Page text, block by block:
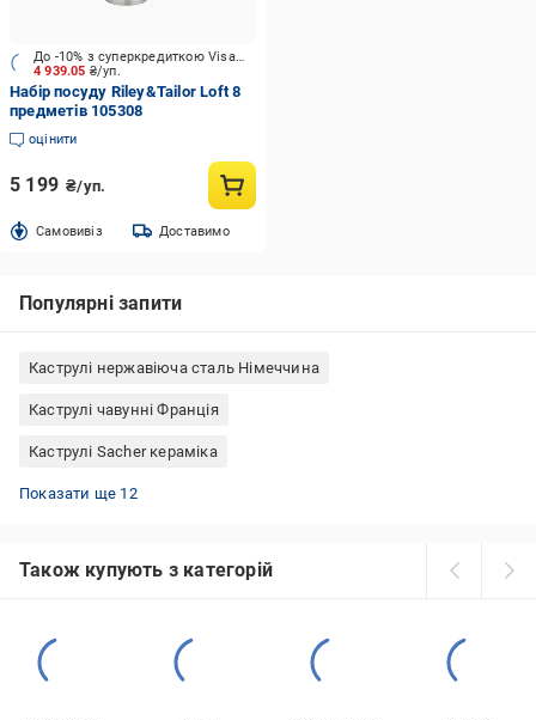
4 939.05 ₴/уп.
До -10% з суперкредиткою Visa Вигода
Набір посуду Riley&Tailor Loft 8
предметів 105308
оцінити
5 199 ₴/уп.
Cамовивіз Доставимо
Популярні запити
Каструлі нержавіюча сталь Німеччина
Каструлі чавунні Франція
Каструлі Sacher кераміка
Турецькі каструлі з нержавійки
Набори каструль Interos
Набори каструль Krauff
Набори каструль Maxmark
Каструлі Rondell нержавіюча сталь
Набір каструль Rondell
Каструлі нержавіюча сталь Китай
Керамічні каструлі для газових плит
Набори каструль Edenberg
Алюмінієві каструлі з антипригарним покриттям
Каструлі емальовані Сербія
Набор каструль з нержавіючої сталі
Показати ще 12
Також купують з категорій